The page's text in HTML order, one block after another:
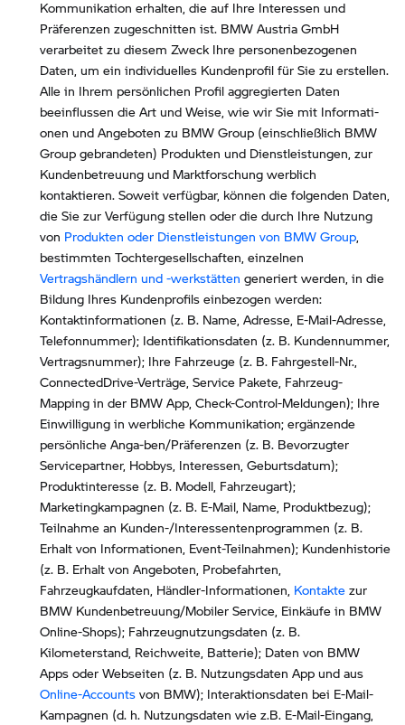
Kommunikation erhalten, die auf Ihre Interessen und
Präferenzen zugeschnitten ist. BMW Austria GmbH
verarbeitet zu diesem Zweck Ihre personenbezogenen
Daten, um ein individuelles Kundenprofil für Sie zu erstellen.
Alle in Ihrem persönlichen Profil aggregierten Daten
beeinflussen die Art und Weise, wie wir Sie mit Informati-
onen und Angeboten zu BMW Group (einschließlich BMW
Group gebrandeten) Produkten und Dienstleistungen, zur
Kundenbetreuung und Marktforschung werblich
kontaktieren. Soweit verfügbar, können die folgenden Daten,
die Sie zur Verfügung stellen oder die durch Ihre Nutzung
von Produkten oder Dienstleistungen von BMW Group,
bestimmten Tochtergesellschaften, einzelnen
Vertragshändlern und -werkstätten generiert werden, in die
Bildung Ihres Kundenprofils einbezogen werden:
Kontaktinformationen (z. B. Name, Adresse, E-Mail-Adresse,
Telefonnummer); Identifikationsdaten (z. B. Kundennummer,
Vertragsnummer); Ihre Fahrzeuge (z. B. Fahrgestell-Nr.,
ConnectedDrive-Verträge, Service Pakete, Fahrzeug-
Mapping in der BMW App, Check-Control-Meldungen); Ihre
Einwilligung in werbliche Kommunikation; ergänzende
persönliche Anga-ben/Präferenzen (z. B. Bevorzugter
Servicepartner, Hobbys, Interessen, Geburtsdatum);
Produktinteresse (z. B. Modell, Fahrzeugart);
Marketingkampagnen (z. B. E-Mail, Name, Produktbezug);
Teilnahme an Kunden-/Interessentenprogrammen (z. B.
Erhalt von Informationen, Event-Teilnahmen); Kundenhistorie
(z. B. Erhalt von Angeboten, Probefahrten,
Fahrzeugkaufdaten, Händler-Informationen, Kontakte zur
BMW Kundenbetreuung/Mobiler Service, Einkäufe in BMW
Online-Shops); Fahrzeugnutzungsdaten (z. B.
Kilometerstand, Reichweite, Batterie); Daten von BMW
Apps oder Webseiten (z. B. Nutzungsdaten App und aus
Online-Accounts von BMW); Interaktionsdaten bei E-Mail-
Kampagnen (d. h. Nutzungsdaten wie z.B. E-Mail-Eingang,